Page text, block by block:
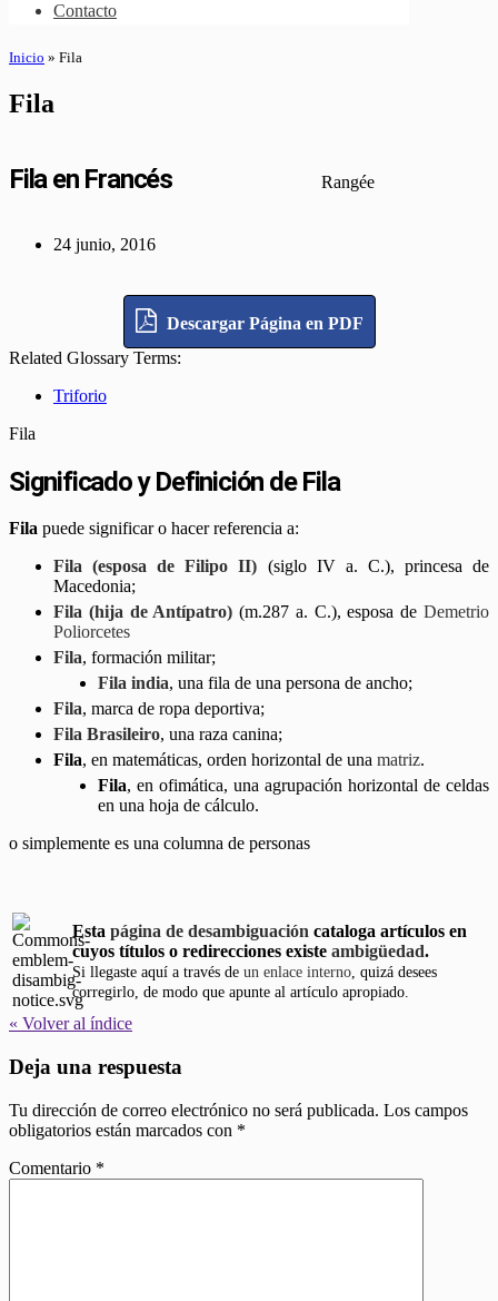
Contacto
Inicio » Fila
Fila
Fila en Francés Rangée
24 junio, 2016
Descargar Página en PDF
Related Glossary Terms:
Triforio
Fila
Significado y Definición de Fila
Fila puede significar o hacer referencia a:
Fila (esposa de Filipo II) (siglo IV a. C.), princesa de
Macedonia;
Fila (hija de Antípatro) (m.287 a. C.), esposa deDemetrio
Poliorcetes
Fila, formación militar;
Fila india, una fila de una persona de ancho;
Fila, marca de ropa deportiva;
Fila Brasileiro, una raza canina;
Fila, en matemáticas, orden horizontal de una matriz.
Fila, en ofimática, una agrupación horizontal de celdas
en una hoja de cálculo.
o simplemente es una columna de personas
Esta página de desambiguación cataloga artículos en
cuyos títulos o redirecciones existe ambigüedad.
Si llegaste aquí a través de un enlace interno, quizá desees
corregirlo, de modo que apunte al artículo apropiado.
« Volver al índice
Deja una respuesta
Tu dirección de correo electrónico no será publicada. Los campos
obligatorios están marcados con *
Comentario *